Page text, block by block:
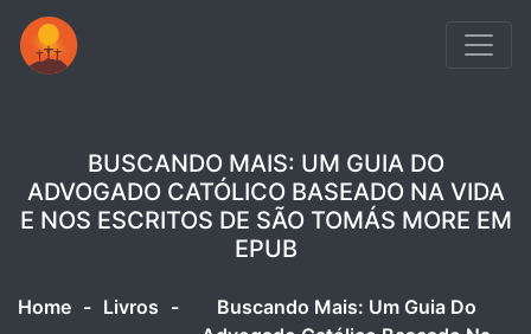
BUSCANDO MAIS: UM GUIA DO
ADVOGADO CATÓLICO BASEADO NA VIDA
E NOS ESCRITOS DE SÃO TOMÁS MORE EM
EPUB
Home - Livros -
Buscando Mais: Um Guia Do